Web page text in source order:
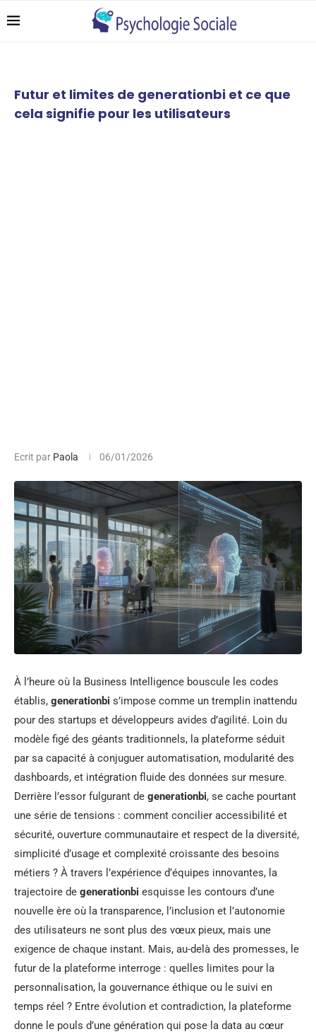
Futur et limites de generationbi et ce que
cela signifie pour les utilisateurs
Ecrit par Paola 06/01/2026
À l’heure où la Business Intelligence bouscule les codes
établis, generationbi s’impose comme un tremplin inattendu
pour des startups et développeurs avides d’agilité. Loin du
modèle figé des géants traditionnels, la plateforme séduit
par sa capacité à conjuguer automatisation, modularité des
dashboards, et intégration fluide des données sur mesure.
Derrière l’essor fulgurant de generationbi, se cache pourtant
une série de tensions : comment concilier accessibilité et
sécurité, ouverture communautaire et respect de la diversité,
simplicité d’usage et complexité croissante des besoins
métiers ? À travers l’expérience d’équipes innovantes, la
trajectoire de generationbi esquisse les contours d’une
nouvelle ère où la transparence, l’inclusion et l’autonomie
des utilisateurs ne sont plus des vœux pieux, mais une
exigence de chaque instant. Mais, au-delà des promesses, le
futur de la plateforme interroge : quelles limites pour la
personnalisation, la gouvernance éthique ou le suivi en
temps réel ? Entre évolution et contradiction, la plateforme
donne le pouls d’une génération qui pose la data au cœur